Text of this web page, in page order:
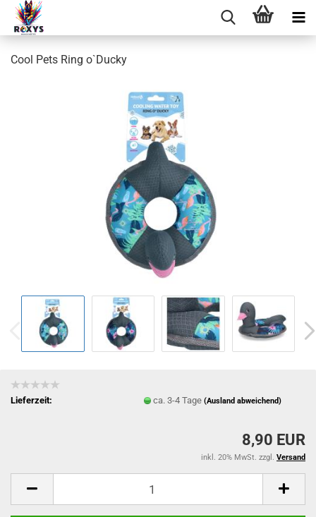
Cool Pets Ring o`Ducky
Lieferzeit: ca. 3-4 Tage(Ausland abweichend)
8,90 EUR
inkl. 20% MwSt. zzgl. Versand